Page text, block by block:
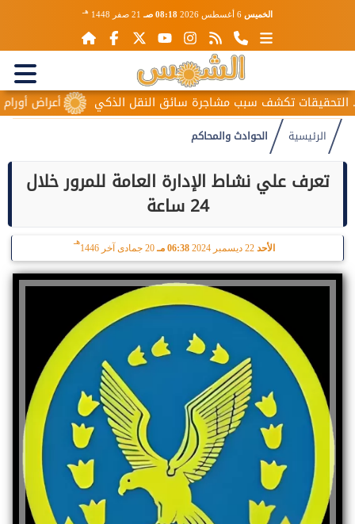
الخميس 08:18 صـ 21 صفر 1448 هـ
أعراض أورام تكشف سبب مشاجرة سائق النقل الذكي
الرئيسية الحوادث والمحاكم
تعرف علي نشاط الإدارة العامة للمرور خلال
24 ساعة
الأحد 06:38 مـ 20 جمادى آخر 1446
هـ